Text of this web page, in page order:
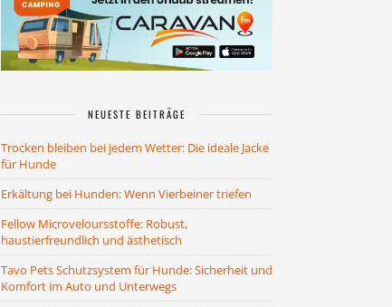
NEUESTE BEITRÄGE
Trocken bleiben bei jedem Wetter: Die ideale Jacke
für Hunde
Erkältung bei Hunden: Wenn Vierbeiner triefen
Fellow Microveloursstoffe: Robust,
haustierfreundlich und ästhetisch
Tavo Pets Schutzsystem für Hunde: Sicherheit und
Komfort im Auto und Unterwegs